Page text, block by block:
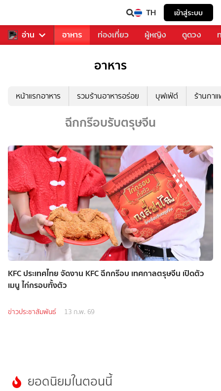
TH เข้าสู่ระบบ
อ่าน
รวงการเพลง อาหาร ท่องเที่ยว ผู้หญิง ดูดวง
อาหาร
หน้าแรกอาหาร รวมร้านอาหารอร่อย บุฟเฟ่ต์ ร้านกา
ฉีกกร๊อบรับตรุษจีน
KFC ประเทศไทย จัดงาน KFC ฉีกกร๊อบ เทศกาลตรุษจีน เปิดตัว
เมนู ไก่กรอบทั้งตัว
ข่าวประชาสัมพันธ์ 13 ก.พ. 69
ยอดนิยมในตอนนี้